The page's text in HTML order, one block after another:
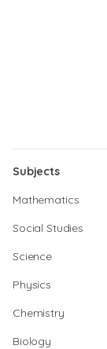
Subjects
Mathematics
Social Studies
Science
Physics
Chemistry
Biology